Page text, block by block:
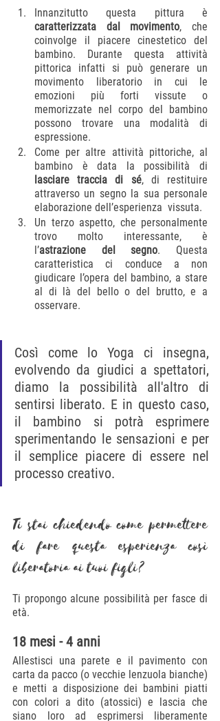
caratterizzata dal movimento, che
coinvolge il piacere cinestetico del
bambino. Durante questa attività
pittorica infatti si può generare un
movimento liberatorio in cui le
emozioni più forti vissute o
memorizzate nel corpo del bambino
possono trovare una modalità di
espressione.
Come per altre attività pittoriche, al
lasciare traccia di sé, di restituire
attraverso un segno la sua personale
elaborazione dell’esperienza  vissuta.
Un terzo aspetto, che personalmente
trovo molto interessante, è
l’astrazione del segno. Questa
caratteristica ci conduce a non
giudicare l’opera del bambino, a stare
al di là del bello o del brutto, e a
osservare.
Così come lo Yoga ci insegna,
evolvendo da giudici a spettatori,
diamo la possibilità all'altro di
sentirsi liberato. E in questo caso,
il bambino si potrà esprimere
sperimentando le sensazioni e per
il semplice piacere di essere nel
processo creativo.
Ti stai chiedendo come permettere
di fare questa esperienza così
liberatoria ai tuoi figli?
Ti propongo alcune possibilità per fasce di
età.
18 mesi - 4 anni
Allestisci una parete e il pavimento con
carta da pacco (o vecchie lenzuola bianche)
e metti a disposizione dei bambini piatti
con colori a dito (atossici) e lascia che
siano loro ad esprimersi liberamente